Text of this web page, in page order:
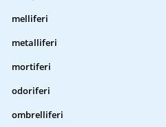
melliferi
metalliferi
mortiferi
odoriferi
ombrelliferi